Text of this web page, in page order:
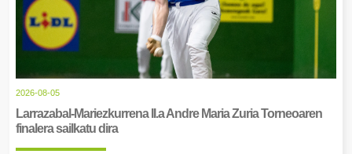
2026-08-05
Larrazabal-Mariezkurrena II.a Andre Maria Zuria Torneoaren
finalera sailkatu dira